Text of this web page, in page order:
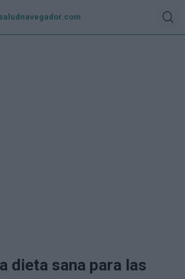
saludnavegador.com
dieta sana para las